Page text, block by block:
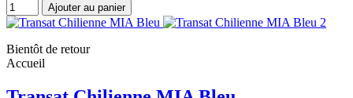
Ajouter au panier
Bientôt de retour
Accueil